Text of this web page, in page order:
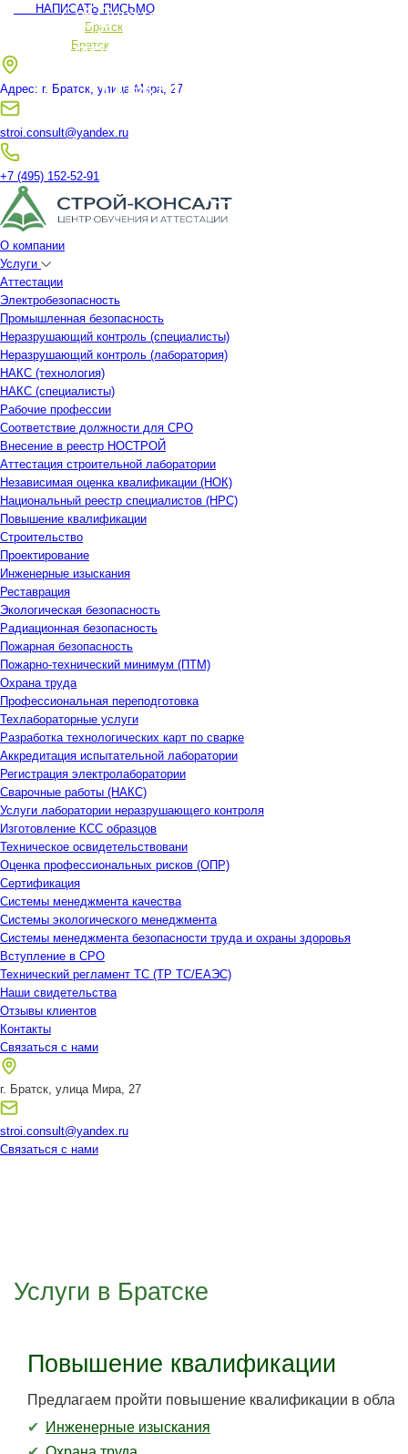
НАПИСАТЬ ПИСЬМО
Братск
Братск
Адрес: г. Братск, улица Мира, 27
stroi.consult@yandex.ru
+7 (495) 152-52-91
О компании
Услуги
Аттестации
Электробезопасность
Промышленная безопасность
Неразрушающий контроль (специалисты)
Неразрушающий контроль (лаборатория)
НАКС (технология)
НАКС (специалисты)
Рабочие профессии
Соответствие должности для СРО
Внесение в реестр НОСТРОЙ
Аттестация строительной лаборатории
Независимая оценка квалификации (НОК)
Национальный реестр специалистов (НРС)
Повышение квалификации
Строительство
Проектирование
Инженерные изыскания
Реставрация
Экологическая безопасность
Радиационная безопасность
Пожарная безопасность
Пожарно-технический минимум (ПТМ)
Охрана труда
Профессиональная переподготовка
Техлабораторные услуги
Разработка технологических карт по сварке
Аккредитация испытательной лаборатории
Регистрация электролаборатории
Сварочные работы (НАКС)
Услуги лаборатории неразрушающего контроля
Изготовление КСС образцов
Техническое освидетельствовани
Оценка профессиональных рисков (ОПР)
Сертификация
Системы менеджмента качества
Системы экологического менеджмента
Системы менеджмента безопасности труда и охраны здоровья
Вступление в СРО
Технический регламент ТС (ТР ТС/ЕАЭС)
Наши свидетельства
Отзывы клиентов
Контакты
Связаться с нами
г. Братск, улица Мира, 27
stroi.consult@yandex.ru
Связаться с нами
Обучение и проверка
в области охраны
пожарно-технического
Очное и
повышение
специалистов для
Услуги в Братске
Повышение квалификации
Предлагаем пройти повышение квалификации в
Инженерные изыскания